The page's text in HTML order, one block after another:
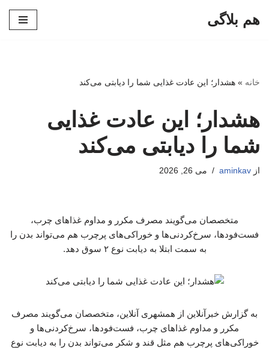
هم بلاگی
خانه » هشدار؛ این عادت غذایی شما را دیابتی می‌کند
هشدار؛ این عادت غذایی
شما را دیابتی می‌کند
از aminkav می 26, 2026
متخصصان می‌گویند مصرف مکرر و مداوم غذاهای چرب،
فست‌فودها، سرخ‌کردنی‌ها و خوراکی‌های پرچرب هم می‌تواند بدن را
به سمت ابتلا به دیابت نوع ۲ سوق دهد.
به گزارش خبرآنلاین از همشهری آنلاین، متخصصان می‌گویند مصرف
مکرر و مداوم غذاهای چرب، فست‌فودها، سرخ‌کردنی‌ها و
خوراکی‌های پرچرب هم مثل قند و شکر می‌تواند بدن را به دیابت نوع